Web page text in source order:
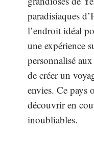
paradisiaques
l’endroit idéal
une expérience
personnalisé
de créer un
envies. Ce pays
découvrir en
inoubliables.